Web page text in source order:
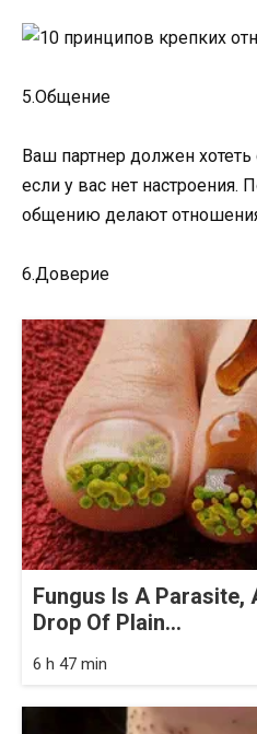
5.Общение
Ваш партнер должен
если у вас нет настроения.
общению делают
6.Доверие
Fungus Is A Parasite,
Drop Of Plain...
6 h 47 min